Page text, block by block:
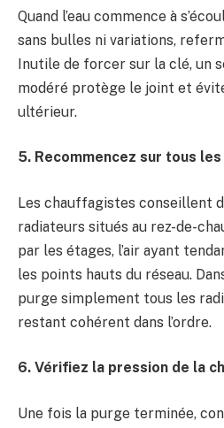
Quand l’eau commence à
sans bulles ni variations,
Inutile de forcer sur la clé, un
modéré protège le joint et
ultérieur.
5. Recommencez sur tous
Les chauffagistes conseillent
radiateurs situés au rez-de-
par les étages, l’air ayant
les points hauts du réseau.
purge simplement tous les
restant cohérent dans l’ordre.
6. Vérifiez la pression de la
Une fois la purge terminée,